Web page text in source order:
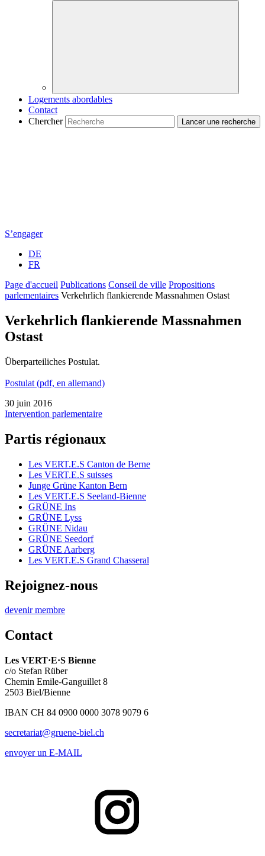
Logements abordables
Contact
Chercher
S’engager
DE
FR
Page d'accueil Publications Conseil de ville Propositions
parlementaires Verkehrlich flankierende Massnahmen Ostast
Verkehrlich flankierende Massnahmen
Ostast
Überparteiliches Postulat.
Postulat (pdf, en allemand)
30 juin 2016
Intervention parlementaire
Partis régionaux
Les VERT.E.S Canton de Berne
Les VERT.E.S suisses
Junge Grüne Kanton Bern
Les VERT.E.S Seeland-Bienne
GRÜNE Ins
GRÜNE Lyss
GRÜNE Nidau
GRÜNE Seedorf
GRÜNE Aarberg
Les VERT.E.S Grand Chasseral
Rejoignez-nous
devenir membre
Contact
Les VERT·E·S Bienne
c/o Stefan Rüber
Chemin Emile-Ganguillet 8
2503 Biel/Bienne
IBAN CH 84 0900 0000 3078 9079 6
secretariat@gruene-biel.ch
envoyer un E-MAIL